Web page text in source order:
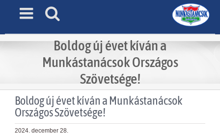
Boldog új évet kíván a
Munkástanácsok Országos
Szövetsége!
Boldog új évet kíván a Munkástanácsok
Országos Szövetsége!
2024. december 28.